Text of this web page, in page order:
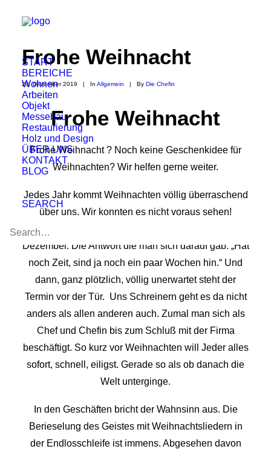
START
BEREICHE
Wohnen
Arbeiten
Objekt
Messebau
Restaurierung
Holz und Design
ÜBER UNS
KONTAKT
BLOG
SEARCH
Frohe Weihnacht
20. Dezember 2019 | In Allgemein | By Die Chefin
Frohe Weihnacht
Frohe Weihnacht ? Noch keine Geschenkidee für
Weihnachten? Wir helfen gerne weiter.
Jedes Jahr kommt Weihnachten völlig überraschend
über uns. Wir konnten es nicht voraus sehen!
Geschenke kaufen? Die Frage stellte sich Anfang
Dezember. Die Antwort die man sich darauf gab: „Hat
noch Zeit, sind ja noch ein paar Wochen hin.“ Und
dann, ganz plötzlich, völlig unerwartet steht der
Termin vor der Tür. Uns Schreinern geht es da nicht
anders als allen anderen auch. Zumal man sich als
Chef und Chefin bis zum Schluß mit der Firma
beschäftigt. So kurz vor Weihnachten will Jeder alles
sofort, schnell, eiligst. Gerade so als ob danach die
Welt unterginge.
In den Geschäften bricht der Wahnsinn aus. Die
Berieselung des Geistes mit Weihnachtsliedern in
der Endlosschleife ist immens. Abgesehen davon